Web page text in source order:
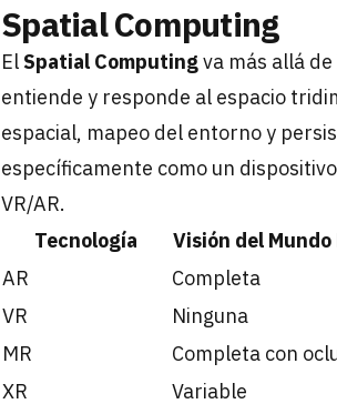
Spatial Computing
ElSpatial Computingva más allá
entiende y responde al espacio
espacial, mapeo del entorno y
específicamente como un
VR/AR.
Tecnología
Visión del Mundo
AR
Completa
VR
Ninguna
MR
Completa con
XR
Variable